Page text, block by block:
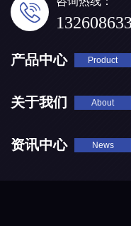
产品中心 Product
关于我们 About
资讯中心 News